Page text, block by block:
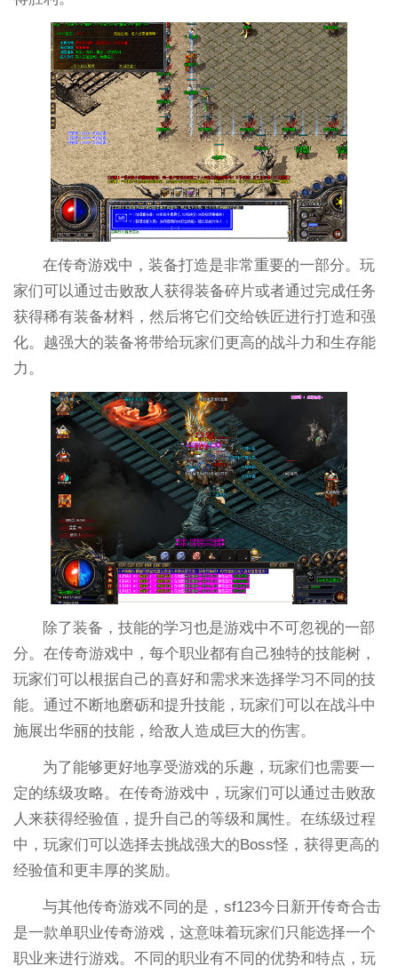
在传奇游戏中，装备打造是非常重要的一部分。玩
家们可以通过击败敌人获得装备碎片或者通过完成任务
获得稀有装备材料，然后将它们交给铁匠进行打造和强
化。越强大的装备将带给玩家们更高的战斗力和生存能
力。
除了装备，技能的学习也是游戏中不可忽视的一部
分。在传奇游戏中，每个职业都有自己独特的技能树，
玩家们可以根据自己的喜好和需求来选择学习不同的技
能。通过不断地磨砺和提升技能，玩家们可以在战斗中
施展出华丽的技能，给敌人造成巨大的伤害。
为了能够更好地享受游戏的乐趣，玩家们也需要一
定的练级攻略。在传奇游戏中，玩家们可以通过击败敌
人来获得经验值，提升自己的等级和属性。在练级过程
中，玩家们可以选择去挑战强大的Boss怪，获得更高的
经验值和更丰厚的奖励。
与其他传奇游戏不同的是，sf123今日新开传奇合击
是一款单职业传奇游戏，这意味着玩家们只能选择一个
职业来进行游戏。不同的职业有不同的优势和特点，玩